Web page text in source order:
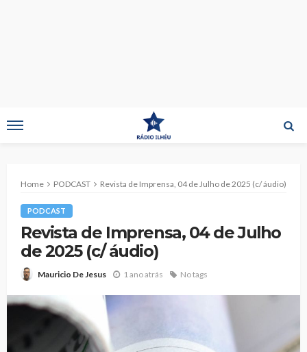
Home PODCAST Revista de Imprensa, 04 de Julho de 2025 (c/ áudio)
PODCAST
Revista de Imprensa, 04 de Julho
de 2025 (c/ áudio)
Mauricio De Jesus 1 ano atrás No tags